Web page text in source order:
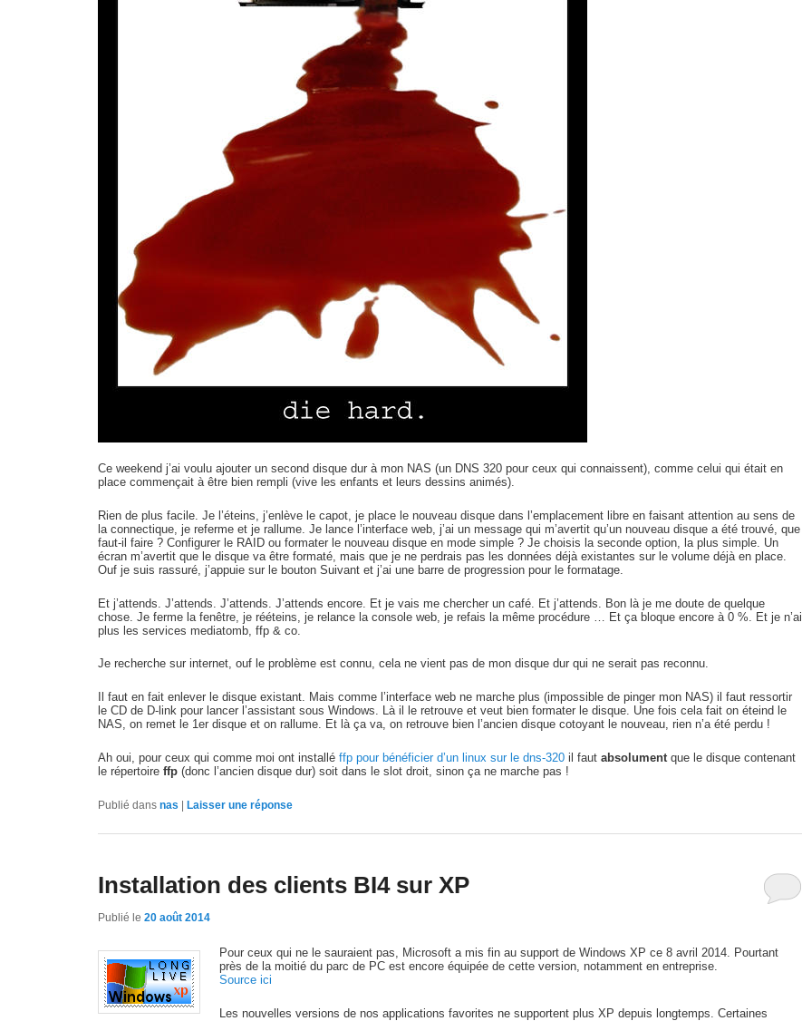
Ce weekend j’ai voulu ajouter un second disque dur à mon NAS (un DNS 320 pour ceux qui connaissent), comme celui qui était en
place commençait à être bien rempli (vive les enfants et leurs dessins animés).
Rien de plus facile. Je l’éteins, j’enlève le capot, je place le nouveau disque dans l’emplacement libre en faisant attention au sens de
la connectique, je referme et je rallume. Je lance l’interface web, j’ai un message qui m’avertit qu’un nouveau disque a été trouvé, que
faut-il faire ? Configurer le RAID ou formater le nouveau disque en mode simple ? Je choisis la seconde option, la plus simple. Un
écran m’avertit que le disque va être formaté, mais que je ne perdrais pas les données déjà existantes sur le volume déjà en place.
Ouf je suis rassuré, j’appuie sur le bouton Suivant et j’ai une barre de progression pour le formatage.
Et j’attends. J’attends. J’attends. J’attends encore. Et je vais me chercher un café. Et j’attends. Bon là je me doute de quelque
chose. Je ferme la fenêtre, je rééteins, je relance la console web, je refais la même procédure … Et ça bloque encore à 0 %. Et je n’ai
plus les services mediatomb, ffp & co.
Je recherche sur internet, ouf le problème est connu, cela ne vient pas de mon disque dur qui ne serait pas reconnu.
Il faut en fait enlever le disque existant. Mais comme l’interface web ne marche plus (impossible de pinger mon NAS) il faut ressortir
le CD de D-link pour lancer l’assistant sous Windows. Là il le retrouve et veut bien formater le disque. Une fois cela fait on éteind le
NAS, on remet le 1er disque et on rallume. Et là ça va, on retrouve bien l’ancien disque cotoyant le nouveau, rien n’a été perdu !
Ah oui, pour ceux qui comme moi ont installé ffp pour bénéficier d’un linux sur le dns-320il faut absolument que le disque contenant
le répertoire ffp (donc l’ancien disque dur) soit dans le slot droit, sinon ça ne marche pas !
Publié dans nas Laisser une réponse
Installation des clients BI4 sur XP
Publié le 20 août 2014
Pour ceux qui ne le sauraient pas, Microsoft a mis fin au support de Windows XP ce 8 avril 2014. Pourtant
près de la moitié du parc de PC est encore équipée de cette version, notamment en entreprise.
Source ici
Les nouvelles versions de nos applications favorites ne supportent plus XP depuis longtemps. Certaines